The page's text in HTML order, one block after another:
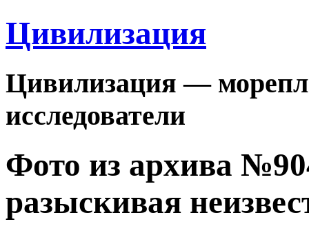
Цивилизация
Цивилизация —
исследователи
Фото из архива
разыскивая